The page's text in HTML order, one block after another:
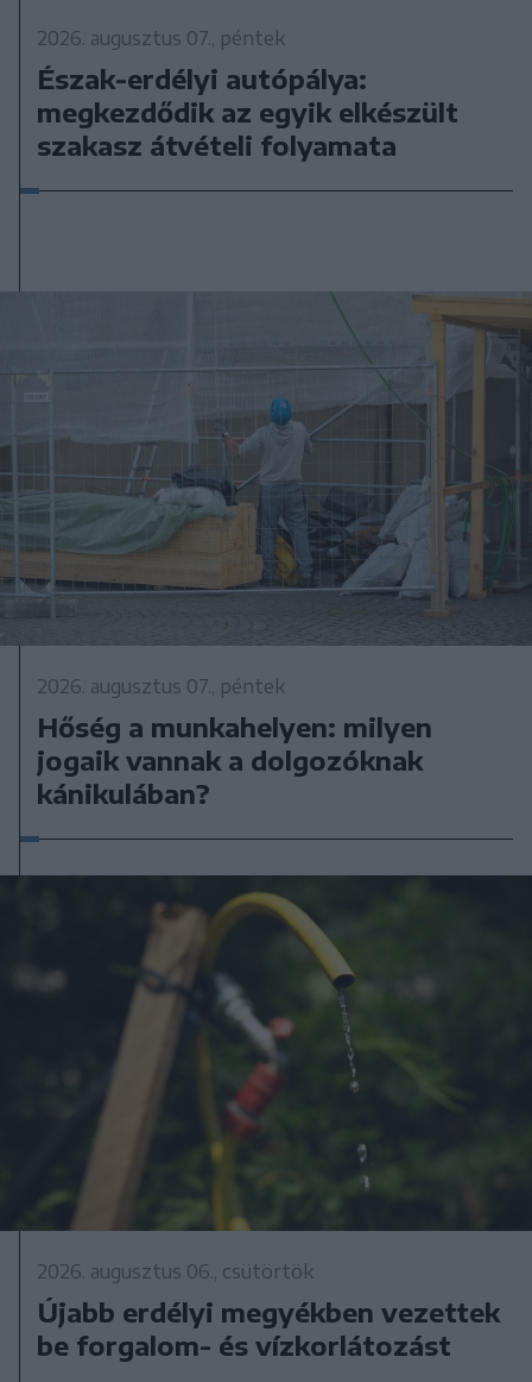
2026. augusztus 07., péntek
Észak-erdélyi autópálya:
megkezdődik az egyik elkészült
szakasz átvételi folyamata
2026. augusztus 07., péntek
Hőség a munkahelyen: milyen
jogaik vannak a dolgozóknak
kánikulában?
2026. augusztus 06., csütörtök
Újabb erdélyi megyékben vezettek
be forgalom- és vízkorlátozást